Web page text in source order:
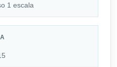
1 escala